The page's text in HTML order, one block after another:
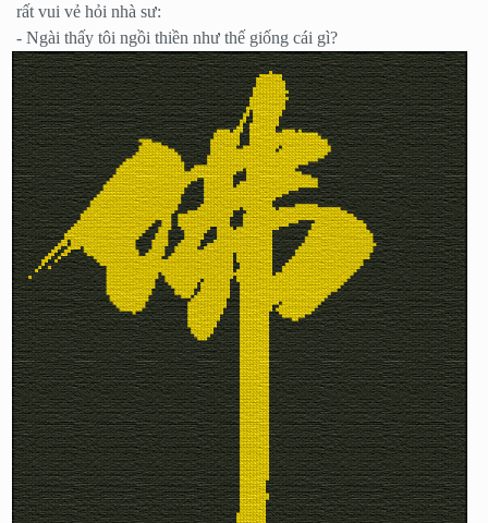
rất vui vẻ hỏi nhà sư:
- Ngài thấy tôi ngồi thiền như thế giống cái gì?